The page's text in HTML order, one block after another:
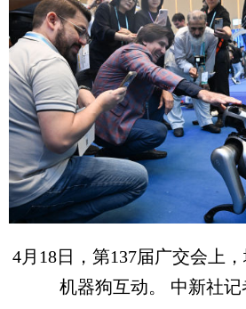
4月18日，第137届广交会上
机器狗互动。 中新社